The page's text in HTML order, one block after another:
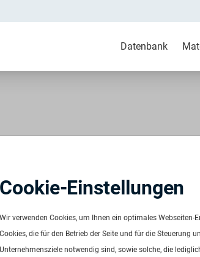
Datenbank
LLD post
ID:2958
Verfügbar ab:Sofort
Cookie-Einstellungen
Wir verwenden Cookies, um Ihnen ein optimales Webseiten-
Cookies, die für den Betrieb der Seite und für die Steuerung
Unternehmensziele notwendig sind, sowie solche, die